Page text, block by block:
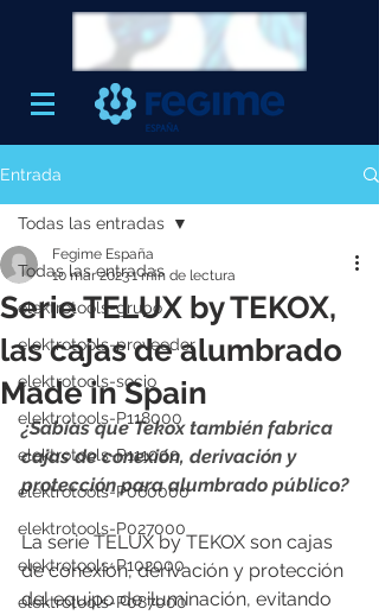
Entrada
Todas las entradas
elektrotools-grupo
elektrotools-proveedor
elektrotools-socio
elektrotools-P118000
elektrotools-P111000
elektrotools-P060000
elektrotools-P027000
elektrotools-P102000
elektrotools-P087000
Todas las entradas
Serie TELUX by TEKOX,
las cajas de alumbrado
Made in Spain
Fegime España
10 mar 20231 min de lectura
¿Sabías que Tekox también fabrica
cajas de conexión, derivación y
protección para alumbrado público?
La serie TELUX by TEKOX son cajas
de conexión, derivación y protección
del equipo de iluminación, evitando